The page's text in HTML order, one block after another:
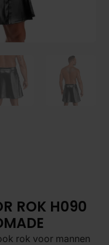
ROK H090
rok voor mannen